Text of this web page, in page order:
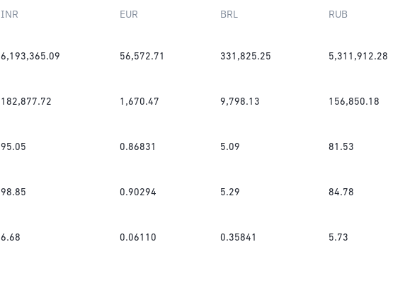
INR EUR BRL RUB
6,193,365.09 56,572.71 331,825.25 5,311,912.28
182,877.72 1,670.47 9,798.13 156,850.18
95.05 0.86831 5.09 81.53
98.85 0.90294 5.29 84.78
6.68 0.06110 0.35841 5.73